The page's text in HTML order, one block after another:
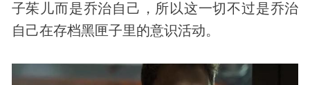
子茱儿而是乔治自己，所以这一切不过是乔治
自己在存档黑匣子里的意识活动。